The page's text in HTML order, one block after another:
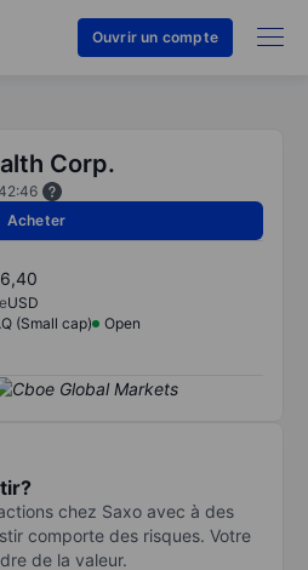
Ouvrir un compte
Corp.
Acheter
6,40
USD
(Small cap)
Open
chez Saxo avec à des
comporte des risques. Votre
de la valeur.